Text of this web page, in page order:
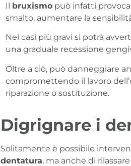
Il bruxismo può infatti
smalto, aumentare la
Nei casi più gravi si potrà
una graduale recessione
Oltre a ciò, può danneggiare
compromettendo il lavoro
riparazione o sostituzione.
Digrignare i
Solitamente è possibile
dentatura, ma anche di